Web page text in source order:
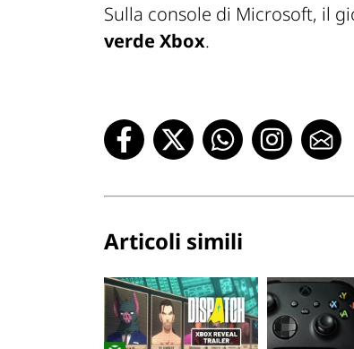
Sulla console di Microsoft, il
verde Xbox.
Articoli simili